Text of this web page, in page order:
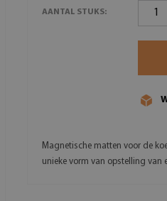
AANTAL STUKS:
Magnetische matten voor de
unieke vorm van opstelling van